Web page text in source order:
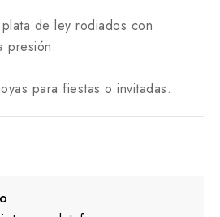
de ley rodiados con
presión.
para fiestas o invitadas.